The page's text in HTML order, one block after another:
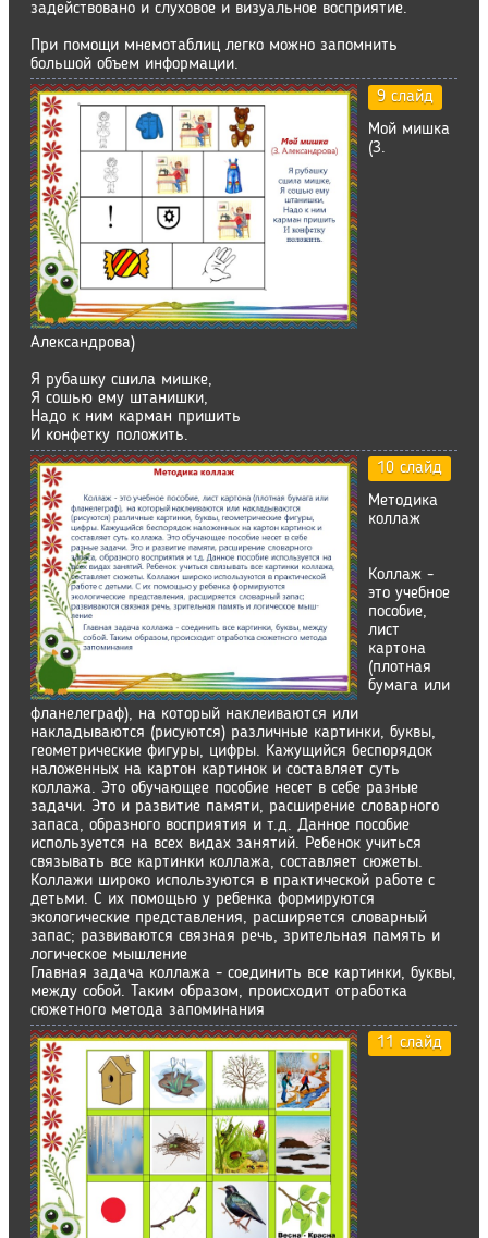
задействовано и слуховое и визуальное восприятие.
При помощи мнемотаблиц легко можно запомнить
большой объем информации.
9 слайд
Мой мишка
(З.
Александрова)
Я рубашку сшила мишке,
Я сошью ему штанишки,
Надо к ним карман пришить
И конфетку положить.
10 слайд
Методика
коллаж
Коллаж -
это учебное
пособие,
лист
картона
(плотная
бумага или
фланелеграф), на который наклеиваются или
накладываются (рисуются) различные картинки, буквы,
геометрические фигуры, цифры. Кажущийся беспорядок
наложенных на картон картинок и составляет суть
коллажа. Это обучающее пособие несет в себе разные
задачи. Это и развитие памяти, расширение словарного
запаса, образного восприятия и т.д. Данное пособие
используется на всех видах занятий. Ребенок учиться
связывать все картинки коллажа, составляет сюжеты.
Коллажи широко используются в практической работе с
детьми. С их помощью у ребенка формируются
экологические представления, расширяется словарный
запас; развиваются связная речь, зрительная память и
логическое мыш­ление
Главная задача коллажа - соединить все картинки, буквы,
между собой. Таким образом, происходит отработка
сюжетного метода запоминания
11 слайд